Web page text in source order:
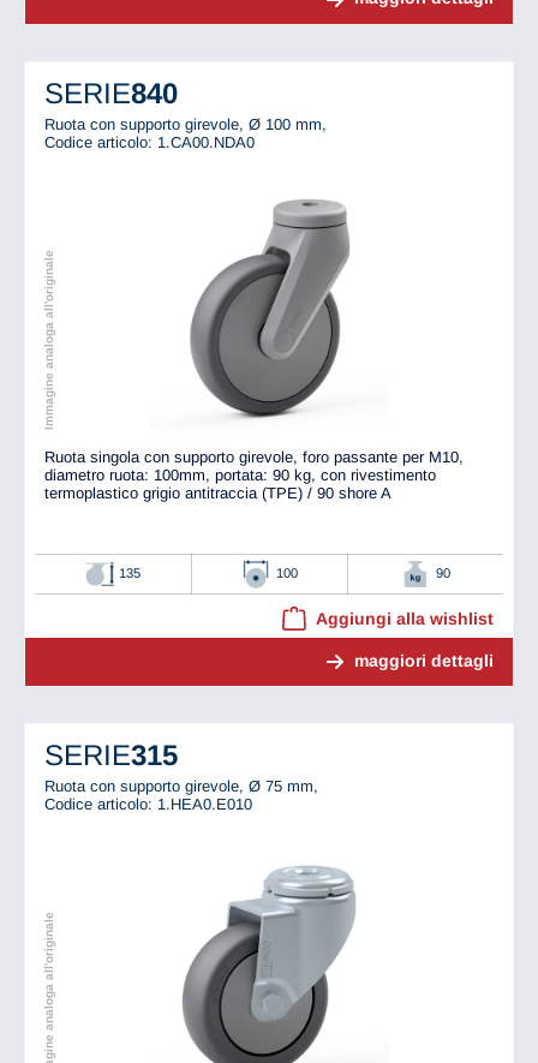
SERIE840
Ruota con supporto girevole, Ø 100 mm,
Codice articolo: 1.CA00.NDA0
Immagine analoga all'originale
Ruota singola con supporto girevole, foro passante per M10,
diametro ruota: 100mm, portata: 90 kg, con rivestimento
termoplastico grigio antitraccia (TPE) / 90 shore A
135 100 90
Aggiungi alla wishlist
maggiori dettagli
SERIE315
Ruota con supporto girevole, Ø 75 mm,
Codice articolo: 1.HEA0.E010
Immagine analoga all'originale